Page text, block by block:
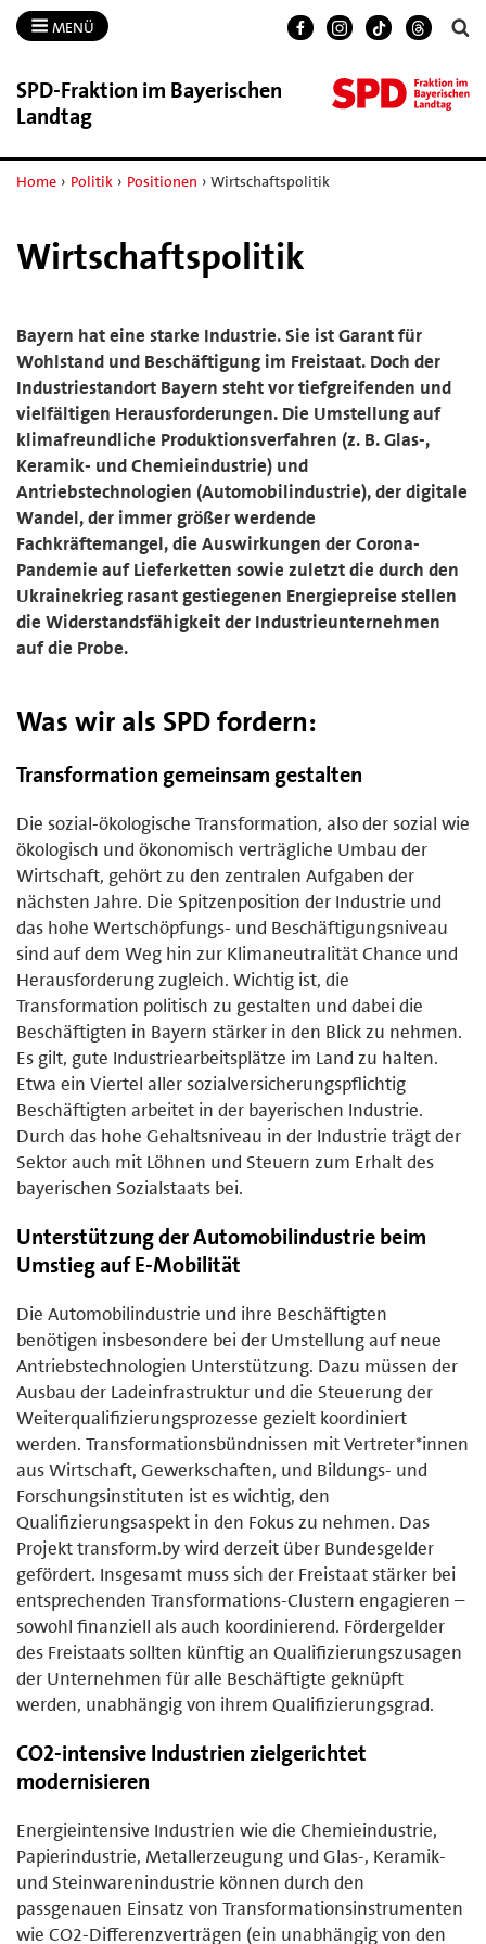
MENÜ
SPD-​Fraktion im Bayerischen
Landtag
Home › Politik › Positionen › Wirtschaftspolitik
Wirtschaftspolitik
Bayern hat eine starke Industrie. Sie ist Garant für
Wohlstand und Beschäftigung im Freistaat. Doch der
Industriestandort Bayern steht vor tiefgreifenden und
vielfältigen Herausforderungen. Die Umstellung auf
klimafreundliche Produktionsverfahren (z. B. Glas-,
Keramik- und Chemieindustrie) und
Antriebstechnologien (Automobilindustrie), der digitale
Wandel, der immer größer werdende
Fachkräftemangel, die Auswirkungen der Corona-
Pandemie auf Lieferketten sowie zuletzt die durch den
Ukrainekrieg rasant gestiegenen Energiepreise stellen
die Widerstandsfähigkeit der Industrieunternehmen
auf die Probe.
Was wir als SPD fordern:
Transformation gemeinsam gestalten
Die sozial-ökologische Transformation, also der sozial wie
ökologisch und ökonomisch verträgliche Umbau der
Wirtschaft, gehört zu den zentralen Aufgaben der
nächsten Jahre. Die Spitzenposition der Industrie und
das hohe Wertschöpfungs- und Beschäftigungsniveau
sind auf dem Weg hin zur Klimaneutralität Chance und
Herausforderung zugleich. Wichtig ist, die
Transformation politisch zu gestalten und dabei die
Beschäftigten in Bayern stärker in den Blick zu nehmen.
Es gilt, gute Industriearbeitsplätze im Land zu halten.
Etwa ein Viertel aller sozialversicherungspflichtig
Beschäftigten arbeitet in der bayerischen Industrie.
Durch das hohe Gehaltsniveau in der Industrie trägt der
Sektor auch mit Löhnen und Steuern zum Erhalt des
bayerischen Sozialstaats bei.
Unterstützung der Automobilindustrie beim
Umstieg auf E-Mobilität
Die Automobilindustrie und ihre Beschäftigten
benötigen insbesondere bei der Umstellung auf neue
Antriebstechnologien Unterstützung. Dazu müssen der
Ausbau der Ladeinfrastruktur und die Steuerung der
Weiterqualifizierungsprozesse gezielt koordiniert
werden. Transformationsbündnissen mit Vertreter*innen
aus Wirtschaft, Gewerkschaften, und Bildungs- und
Forschungsinstituten ist es wichtig, den
Qualifizierungsaspekt in den Fokus zu nehmen. Das
Projekt transform.by wird derzeit über Bundesgelder
gefördert. Insgesamt muss sich der Freistaat stärker bei
entsprechenden Transformations-Clustern engagieren –
sowohl finanziell als auch koordinierend. Fördergelder
des Freistaats sollten künftig an Qualifizierungszusagen
der Unternehmen für alle Beschäftigte geknüpft
werden, unabhängig von ihrem Qualifizierungsgrad.
CO2-intensive Industrien zielgerichtet
modernisieren
Energieintensive Industrien wie die Chemieindustrie,
Papierindustrie, Metallerzeugung und Glas-, Keramik-
und Steinwarenindustrie können durch den
passgenauen Einsatz von Transformationsinstrumenten
wie CO2-Differenzverträgen (ein unabhängig von den